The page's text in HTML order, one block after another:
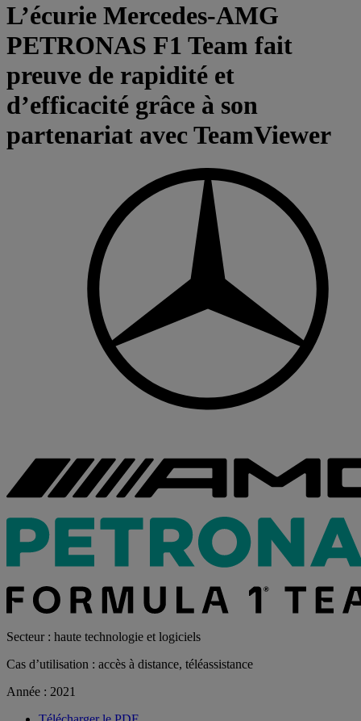
L’écurie Mercedes-AMG
PETRONAS F1 Team fait
preuve de rapidité et
d’efficacité grâce à son
partenariat avec TeamViewer
Secteur : haute technologie et logiciels
Cas d’utilisation : accès à distance, téléassistance
Année : 2021